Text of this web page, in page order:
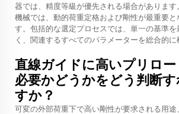
器では、精度等級が優先される場合がありま
機械では、動的荷重定格および剛性が最重要と
す。包括的な選定プロセスでは、単一の基準
く、関連するすべてのパラメーターを総合的に
直線ガイドに高いプリロ
必要かどうかをどう判断
すか？
可変の外部荷重下で高い剛性が要求される用